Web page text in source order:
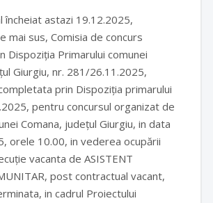
încheiat astazi 19.12.2025,
mai sus, Comisia de concurs
Dispoziția Primarului comunei
Giurgiu, nr. 281/26.11.2025,
prin Dispoziția primarului
pentru concursul organizat de
Comana, județul Giurgiu, in data
orele 10.00, in vederea ocupării
vacanta de ASISTENT
post contractual vacant,
in cadrul Proiectului